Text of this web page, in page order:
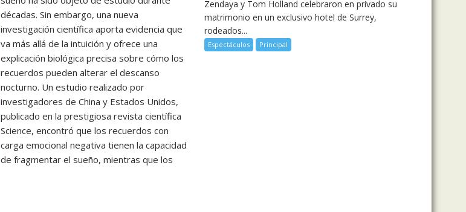
décadas. Sin embargo, una nueva
investigación científica aporta evidencia que
va más allá de la intuición y ofrece una
explicación biológica precisa sobre cómo los
recuerdos pueden alterar el descanso
nocturno. Un estudio realizado por
investigadores de China y Estados Unidos,
publicado en la prestigiosa revista científica
Science, encontró que los recuerdos con
carga emocional negativa tienen la capacidad
de fragmentar el sueño, mientras que los
Zendaya y Tom Holland celebraron en privado su
matrimonio en un exclusivo hotel de Surrey,
rodeados...
Espectáculos Principal